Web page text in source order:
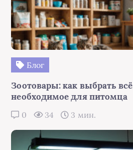
Блог
Зоотовары: как выбрать всё
необходимое для питомца
0 34 3 мин.